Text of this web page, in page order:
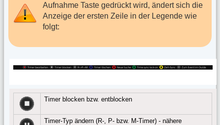
Aufnahme Taste gedrückt wird, ändert sich die
Anzeige der ersten Zeile in der Legende wie
folgt:
Timer blocken bzw. entblocken
Timer-Typ ändern (R-, P- bzw. M-Timer) - nähere